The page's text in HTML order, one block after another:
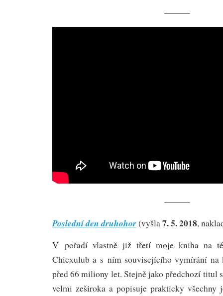
———
———
Poslední den druhohor(vyšla7. 5. 2018,
V pořadí vlastně již třetí moje kniha na
Chicxulub a s ním souvisejícího vymírání na
před 66 miliony let. Stejně jako předchozí titul
velmi zeširoka a popisuje prakticky všechny